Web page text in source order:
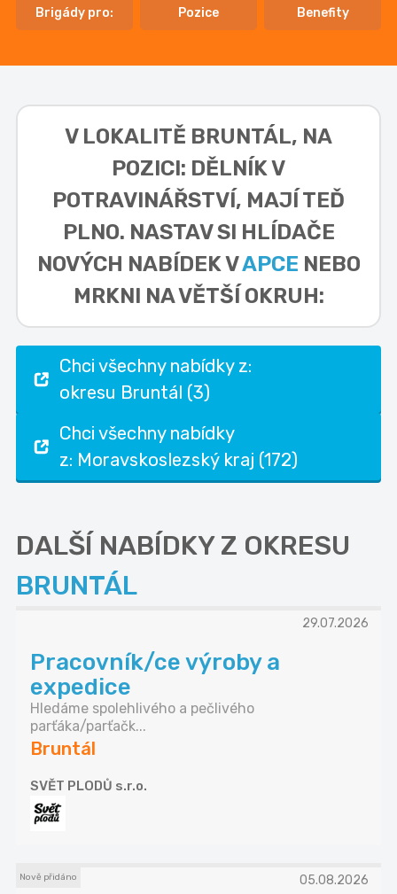
Brigády pro: Pozice Benefity
V LOKALITĚ BRUNTÁL, NA
POZICI: DĚLNÍK V
POTRAVINÁŘSTVÍ, MAJÍ TEĎ
PLNO. NASTAV SI HLÍDAČE
NOVÝCH NABÍDEK VAPCE NEBO
MRKNI NA VĚTŠÍ OKRUH:
Chci všechny nabídky z:
okresu Bruntál (3)
Chci všechny nabídky
z: Moravskoslezský kraj (172)
DALŠÍ NABÍDKY Z OKRESU
BRUNTÁL
29.07.2026
Pracovník/ce výroby a
expedice
Hledáme spolehlivého a pečlivého
parťáka/parťačk...
Bruntál
SVĚT PLODŮ s.r.o.
Nově přidáno 05.08.2026